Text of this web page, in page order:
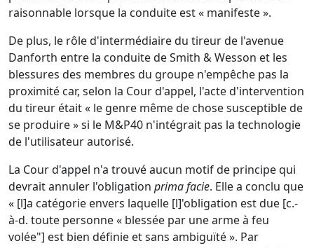
raisonnable lorsque la conduite est « manifeste ».
De plus, le rôle d'intermédiaire du tireur de l'avenue
Danforth entre la conduite de Smith & Wesson et les
blessures des membres du groupe n'empêche pas la
proximité car, selon la Cour d'appel, l'acte d'intervention
du tireur était « le genre même de chose susceptible de
se produire » si le M&P40 n'intégrait pas la technologie
de l'utilisateur autorisé.
La Cour d'appel n'a trouvé aucun motif de principe qui
devrait annuler l'obligation prima facie. Elle a conclu que
« [l]a catégorie envers laquelle [l]'obligation est due [c.-
à-d. toute personne « blessée par une arme à feu
volée"] est bien définie et sans ambiguïté ». Par